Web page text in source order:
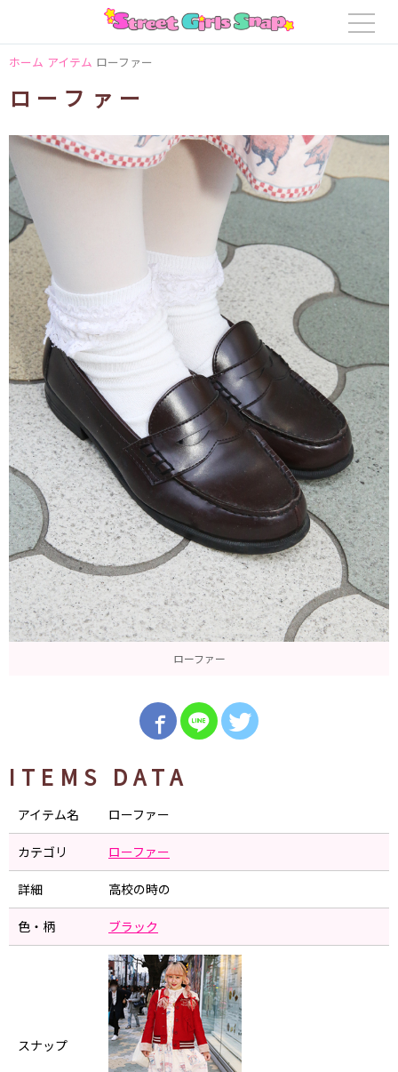
ホーム アイテム ローファー
ローファー
ローファー
ITEMS DATA
アイテム名 ローファー
カテゴリ ローファー
詳細 高校の時の
色・柄 ブラック
スナップ